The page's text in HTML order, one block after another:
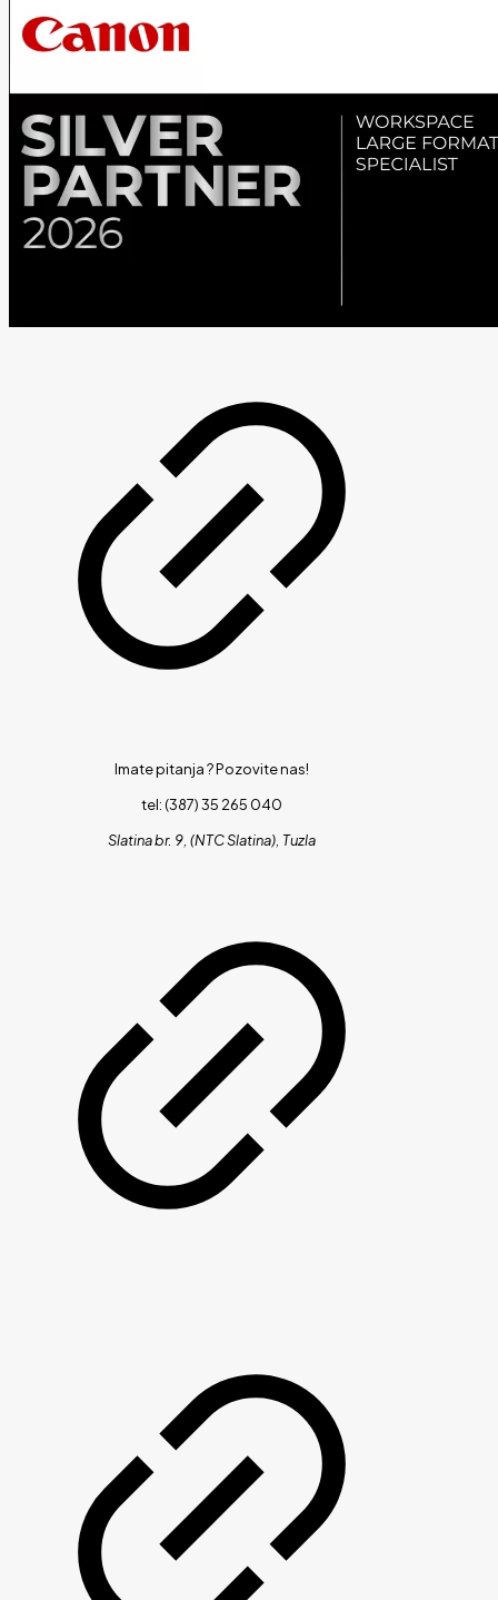
Imate pitanja ?Pozovite nas!
tel: (387) 35 265 040
Slatina br. 9, (NTC Slatina), Tuzla